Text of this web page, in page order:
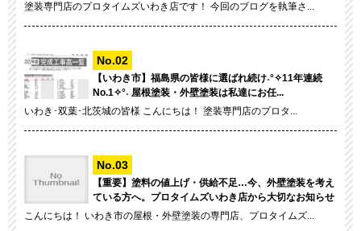
塗装専門店のプロタイムズいわき店です！ 今回のブログを執筆さ...
【いわき市】福島県の皆様に選ばれ続け˖°✧11年連続
No.1✧°˖ 屋根塗装・外壁塗装は私達にお任...
いわき･双葉･北茨城の皆様 こんにちは！ 塗装専門店のプロタ...
【重要】塗料の値上げ・供給不足…今、外壁塗装を考え
ている方へ。プロタイムズいわき店から大切なお知らせ
こんにちは！ いわき市の屋根・外壁塗装の専門店、プロタイムズ...